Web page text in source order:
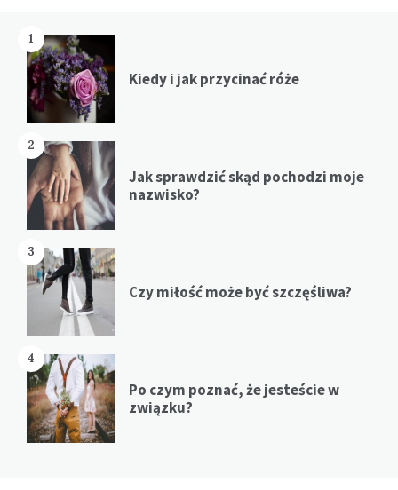
1
Kiedy i jak przycinać róże
2
Jak sprawdzić skąd pochodzi moje
nazwisko?
3
Czy miłość może być szczęśliwa?
4
Po czym poznać, że jesteście w
związku?